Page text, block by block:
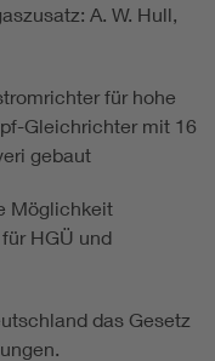
A. W. Hull,
für hohe
Gleichrichter mit 16
gebaut
Möglichkeit
HGÜ und
das Gesetz